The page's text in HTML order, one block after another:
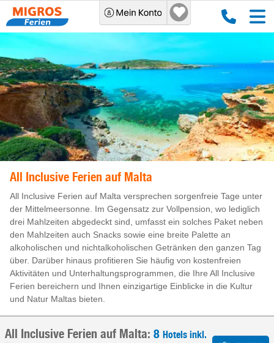
All Inclusive Ferien auf Malta
All Inclusive Ferien auf Malta versprechen sorgenfreie Tage unter
der Mittelmeersonne. Im Gegensatz zur Vollpension, wo lediglich
drei Mahlzeiten abgedeckt sind, umfasst ein solches Paket neben
den Mahlzeiten auch Snacks sowie eine breite Palette an
alkoholischen und nichtalkoholischen Getränken den ganzen Tag
über. Darüber hinaus profitieren Sie häufig von kostenfreien
Aktivitäten und Unterhaltungsprogrammen, die Ihre All Inclusive
Ferien bereichern und Ihnen einzigartige Einblicke in die Kultur
und Natur Maltas bieten.
All Inclusive Ferien auf Malta: 8 Hotels inkl.